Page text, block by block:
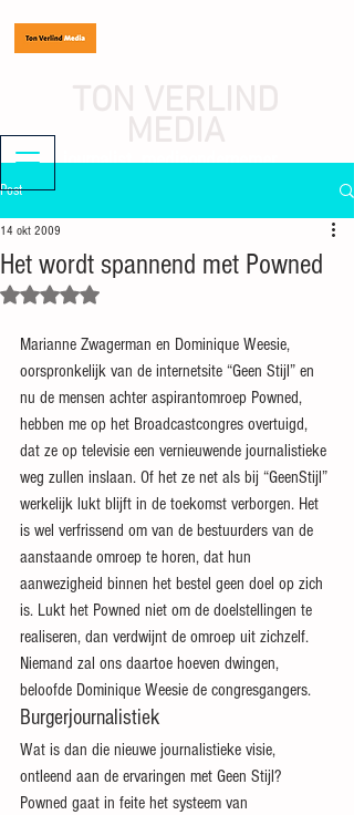
journalist, mediaondernemer
Post
Het wordt spannend met Powned
14 okt 2009
Beoordeeld met NaN uit 5 sterren.
Marianne Zwagerman en Dominique Weesie,
oorspronkelijk van de internetsite “Geen Stijl” en
nu de mensen achter aspirantomroep Powned,
hebben me op het Broadcastcongres overtuigd,
dat ze op televisie een vernieuwende journalistieke
weg zullen inslaan. Of het ze net als bij “GeenStijl”
werkelijk lukt blijft in de toekomst verborgen. Het
is wel verfrissend om van de bestuurders van de
aanstaande omroep te horen, dat hun
aanwezigheid binnen het bestel geen doel op zich
is. Lukt het Powned niet om de doelstellingen te
realiseren, dan verdwijnt de omroep uit zichzelf.
Niemand zal ons daartoe hoeven dwingen,
beloofde Dominique Weesie de congresgangers.
Burgerjournalistiek
Wat is dan die nieuwe journalistieke visie,
ontleend aan de ervaringen met Geen Stijl?
Powned gaat in feite het systeem van